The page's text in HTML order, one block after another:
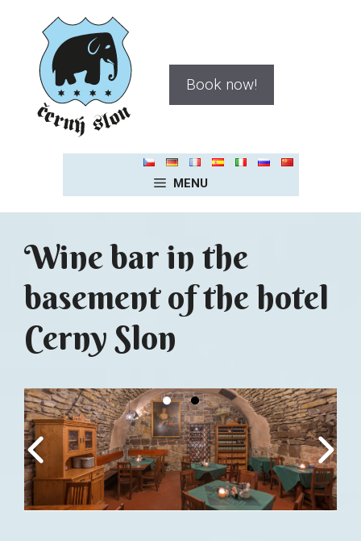
content
Book now!
MENU
Wine bar in the
basement of the hotel
Cerny Slon